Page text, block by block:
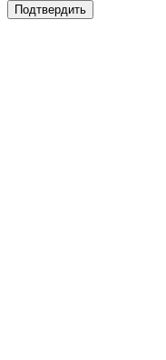
Подтвердить